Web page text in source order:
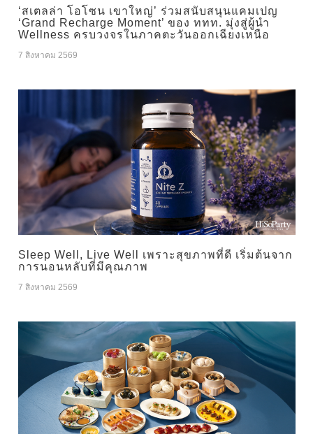
‘สเตลล่า โอโซน เขาใหญ่’ ร่วมสนับสนุนแคมเปญ
‘Grand Recharge Moment’ ของ ททท. มุ่งสู่ผู้นำ
Wellness ครบวงจรในภาคตะวันออกเฉียงเหนือ
7 สิงหาคม 2569
Sleep Well, Live Well เพราะสุขภาพที่ดี เริ่มต้นจาก
การนอนหลับที่มีคุณภาพ
7 สิงหาคม 2569